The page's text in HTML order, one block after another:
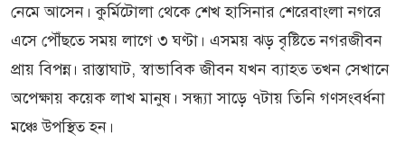
নেমে আসেন। কুর্মিটোলা থেকে শেখ হাসিনার শেরেবাংলা নগরে
এসে পৌঁছতে সময় লাগে ৩ ঘণ্টা। এসময় ঝড় বৃষ্টিতে নগরজীবন
প্রায় বিপন্ন। রাস্তাঘাট, স্বাভাবিক জীবন যখন ব্যাহত তখন সেখানে
অপেক্ষায় কয়েক লাখ মানুষ। সন্ধ্যা সাড়ে ৭টায় তিনি গণসংবর্ধনা
মঞ্চে উপস্থিত হন।